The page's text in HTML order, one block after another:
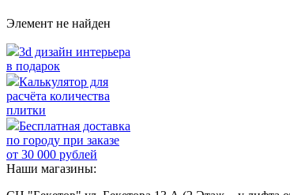
Элемент не найден
3d дизайн интерьера
в подарок
Калькулятор для
расчёта количества
плитки
Бесплатная доставка
по городу при заказе
от 30 000 рублей
Наши магазины: